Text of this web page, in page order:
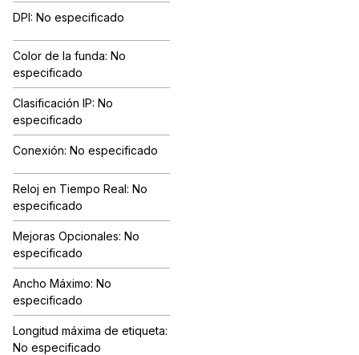
DPI: No especificado
Color de la funda: No
especificado
Clasificación IP: No
especificado
Conexión: No especificado
Reloj en Tiempo Real: No
especificado
Mejoras Opcionales: No
especificado
Ancho Máximo: No
especificado
Longitud máxima de etiqueta:
No especificado